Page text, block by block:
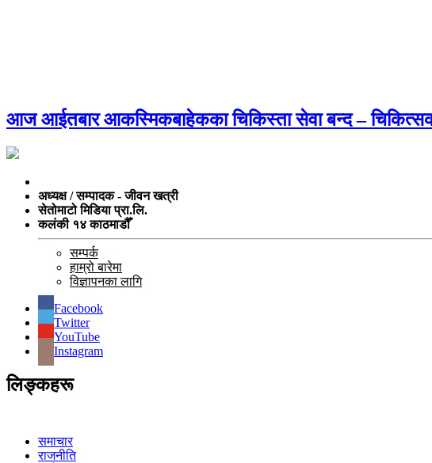
आज आईतबार आकस्मिकबाहेकका चिकिस्ता सेवा बन्द –
अध्यक्ष / सम्पादक - जीवन खत्री
सेतोमाटो मिडिया प्रा.लि.
कलंकी १४ काठमाडौँ
सम्पर्क
हाम्रो बारेमा
विज्ञापनका लागि
Facebook
Twitter
YouTube
Instagram
लिङ्कहरू
समाचार
राजनीति